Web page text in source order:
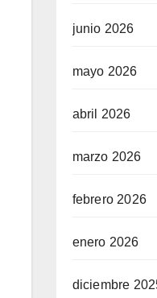
junio 2026
mayo 2026
abril 2026
marzo 2026
febrero 2026
enero 2026
diciembre